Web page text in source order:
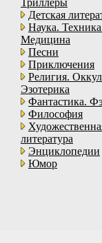
Триллеры
Детская
Наука.
Медицина
Песни
Приключения
Религия.
Эзотерика
Фантастика.
Философия
литература
Энциклопедии
Юмор